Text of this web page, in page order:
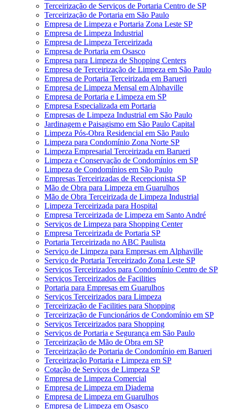
Terceirização de Serviços de Portaria Centro de SP
Terceirização de Portaria em São Paulo
Empresa de Limpeza e Portaria Zona Leste SP
Empresa de Limpeza Industrial
Empresa de Limpeza Terceirizada
Empresa de Portaria em Osasco
Empresa para Limpeza de Shopping Centers
Empresa de Terceirização de Limpeza em São Paulo
Empresa de Portaria Terceirizada em Barueri
Empresa de Limpeza Mensal em Alphaville
Empresa de Portaria e Limpeza em SP
Empresa Especializada em Portaria
Empresas de Limpeza Industrial em São Paulo
Jardinagem e Paisagismo em São Paulo Capital
Limpeza Pós-Obra Residencial em São Paulo
Limpeza para Condomínio Zona Norte SP
Limpeza Empresarial Terceirizada em Barueri
Limpeza e Conservação de Condomínios em SP
Limpeza de Condomínios em São Paulo
Empresas Terceirizadas de Recepcionista SP
Mão de Obra para Limpeza em Guarulhos
Mão de Obra Terceirizada de Limpeza Industrial
Limpeza Terceirizada para Hospital
Empresa Terceirizada de Limpeza em Santo André
Serviços de Limpeza para Shopping Center
Empresa Terceirizada de Portaria SP
Portaria Terceirizada no ABC Paulista
Serviço de Limpeza para Empresas em Alphaville
Serviço de Portaria Terceirizado Zona Leste SP
Serviços Terceirizados para Condomínio Centro de SP
Serviços Terceirizados de Facilities
Portaria para Empresas em Guarulhos
Serviços Terceirizados para Limpeza
Terceirização de Facilities para Shopping
Terceirização de Funcionários de Condomínio em SP
Serviços Terceirizados para Shopping
Serviços de Portaria e Segurança em São Paulo
Terceirização de Mão de Obra em SP
Terceirização de Portaria de Condomínio em Barueri
Terceirização Portaria e Limpeza em SP
Cotação de Serviços de Limpeza SP
Empresa de Limpeza Comercial
Empresa de Limpeza em Diadema
Empresa de Limpeza em Guarulhos
Empresa de Limpeza em Osasco